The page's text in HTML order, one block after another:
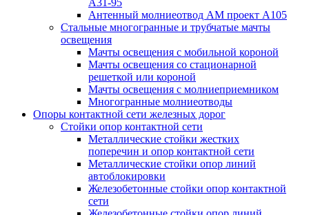
Антенный молниеотвод АМ проект А105
Стальные многогранные и трубчатые мачты
освещения
Мачты освещения с мобильной короной
Мачты освещения со стационарной
решеткой или короной
Мачты освещения с молниеприемником
Многогранные молниеотводы
Опоры контактной сети железных дорог
Стойки опор контактной сети
Металлические стойки жестких
поперечин и опор контактной сети
Металлические стойки опор линий
автоблокировки
Железобетонные стойки опор контактной
сети